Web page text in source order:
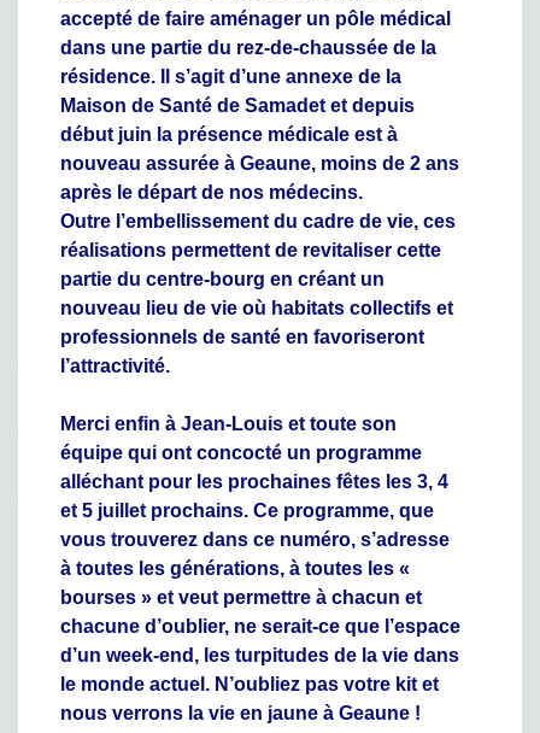
accepté de faire aménager un pôle médical
dans une partie du rez-de-chaussée de la
résidence. Il s’agit d’une annexe de la
Maison de Santé de Samadet et depuis
début juin la présence médicale est à
nouveau assurée à Geaune, moins de 2 ans
après le départ de nos médecins.
Outre l’embellissement du cadre de vie, ces
réalisations permettent de revitaliser cette
partie du centre-bourg en créant un
nouveau lieu de vie où habitats collectifs et
professionnels de santé en favoriseront
l’attractivité.
Merci enfin à Jean-Louis et toute son
équipe qui ont concocté un programme
alléchant pour les prochaines fêtes les 3, 4
et 5 juillet prochains. Ce programme, que
vous trouverez dans ce numéro, s’adresse
à toutes les générations, à toutes les «
bourses » et veut permettre à chacun et
chacune d’oublier, ne serait-ce que l’espace
d’un week-end, les turpitudes de la vie dans
le monde actuel. N’oubliez pas votre kit et
nous verrons la vie en jaune à Geaune !